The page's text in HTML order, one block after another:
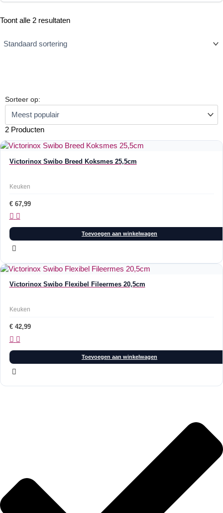
Toont alle 2 resultaten
Sorteer op:
2 Producten
Victorinox Swibo Breed Koksmes 25,5cm
Keuken
€67,99
Toevoegen aan winkelwagen
Victorinox Swibo Flexibel Fileermes 20,5cm
Keuken
€42,99
Toevoegen aan winkelwagen